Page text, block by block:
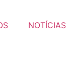
NOTÍCIAS